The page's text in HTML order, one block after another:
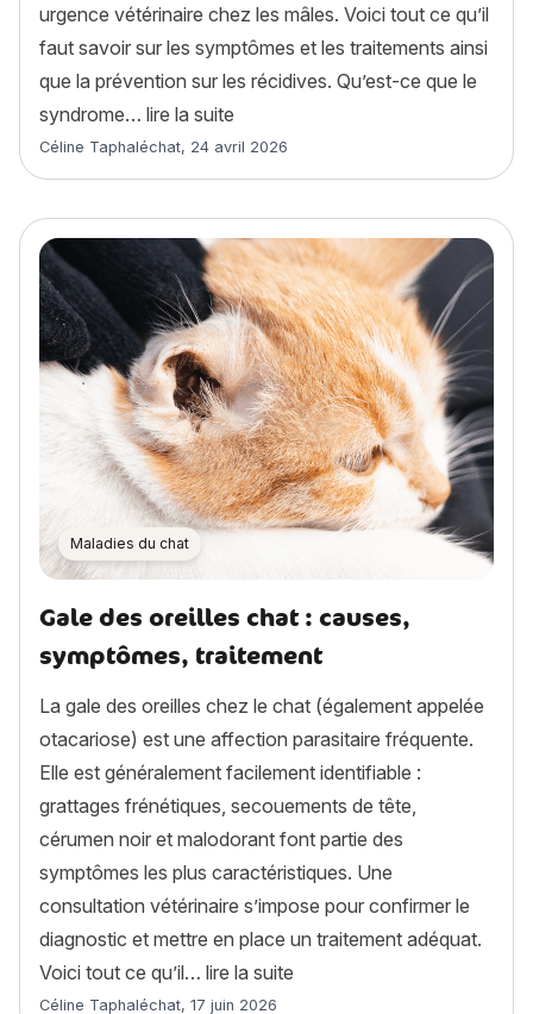
urgence vétérinaire chez les mâles. Voici tout ce qu’il
faut savoir sur les symptômes et les traitements ainsi
que la prévention sur les récidives. Qu’est-ce que le
syndrome… lire la suite
Article rédigé par
Céline Taphaléchat, 24 avril 2026
Maladies du chat
Gale des oreilles chat : causes,
symptômes, traitement
La gale des oreilles chez le chat (également appelée
otacariose) est une affection parasitaire fréquente.
Elle est généralement facilement identifiable :
grattages frénétiques, secouements de tête,
cérumen noir et malodorant font partie des
symptômes les plus caractéristiques. Une
consultation vétérinaire s’impose pour confirmer le
diagnostic et mettre en place un traitement adéquat.
Voici tout ce qu’il… lire la suite
Article rédigé par
Céline Taphaléchat, 17 juin 2026